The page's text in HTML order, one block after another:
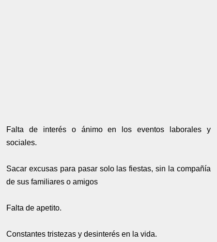
Falta de interés o ánimo en los eventos laborales y
sociales.
Sacar excusas para pasar solo las fiestas, sin la compañía
de sus familiares o amigos
Falta de apetito.
Constantes tristezas y desinterés en la vida.